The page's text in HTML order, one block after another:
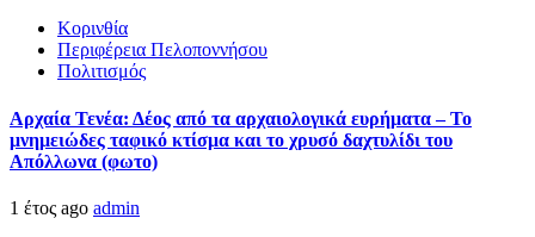
Κορινθία
Περιφέρεια Πελοποννήσου
Πολιτισμός
Αρχαία Τενέα: Δέος από τα αρχαιολογικά ευρήματα – Το
μνημειώδες ταφικό κτίσμα και το χρυσό δαχτυλίδι του
Απόλλωνα (φωτο)
1 έτος ago admin